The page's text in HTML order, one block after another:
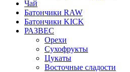
Чай
Батончики RAW
Батончики KICK
РАЗВЕС
Орехи
Сухофрукты
Цукаты
Восточные сладости